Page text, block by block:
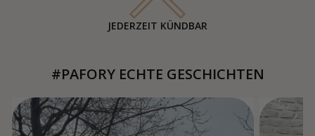
JEDERZEIT KÜNDBAR
#PAFORY ECHTE GESCHICHTEN